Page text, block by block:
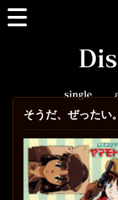
そうだ、ぜったい。